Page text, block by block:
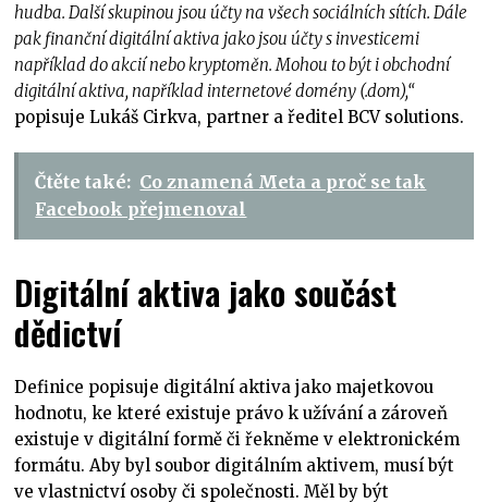
hudba. Další skupinou jsou účty na všech sociálních sítích. Dále
pak finanční digitální aktiva jako jsou účty s investicemi
například do akcií nebo kryptoměn. Mohou to být i obchodní
digitální aktiva, například internetové domény (.dom),“
popisuje Lukáš Cirkva, partner a ředitel BCV solutions.
Čtěte také: Co znamená Meta a proč se tak
Facebook přejmenoval
Digitální aktiva jako součást
dědictví
Definice popisuje digitální aktiva jako majetkovou
hodnotu, ke které existuje právo k užívání a zároveň
existuje v digitální formě či řekněme v elektronickém
formátu. Aby byl soubor digitálním aktivem, musí být
ve vlastnictví osoby či společnosti. Měl by být